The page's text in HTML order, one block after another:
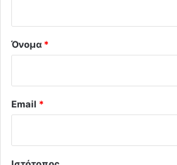
Όνομα *
Email *